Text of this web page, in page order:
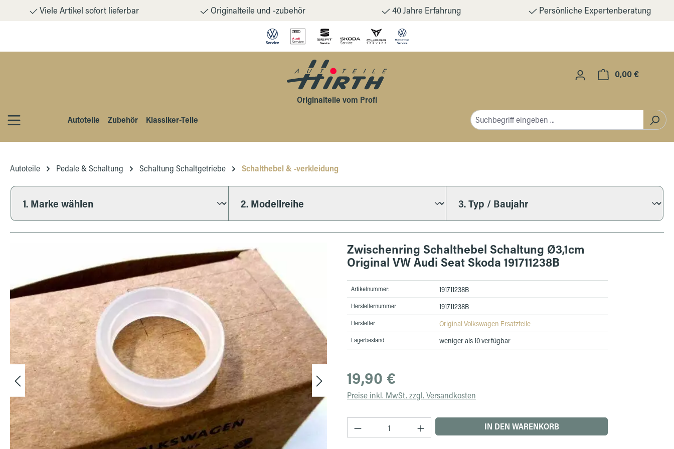
Hauptinhalt springen
Zur Suche springen
Zur Hauptnavigation springen
Viele Artikel sofort lieferbar Originalteile und -zubehör 40 Jahre Erfahrung Persönliche Expertenberatung
0,00 €
Originalteile vom Profi
Autoteile
Zubehör Klassiker-Teile
Autoteile Pedale & Schaltung Schaltung Schaltgetriebe Schalthebel & -verkleidung
Zwischenring Schalthebel Schaltung Ø3,1cm
Original VW Audi Seat Skoda 191711238B
Artikelnummer: 191711238B
Herstellernummer 191711238B
Hersteller Original Volkswagen Ersatzteile
Lagerbestand weniger als 10 verfügbar
Regulärer Preis:
19,90 €
Preise inkl. MwSt. zzgl. Versandkosten
Produkt Anzahl: Gib den gewünschten Wert ein oder benutze
IN DEN WARENKORB